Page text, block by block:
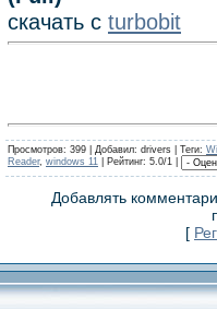
скачать с turbobit
Просмотров: 399 | Добавил: drivers | Теги:
Reader, windows 11 | Рейтинг: 5.0/1 |
Добавлять
[